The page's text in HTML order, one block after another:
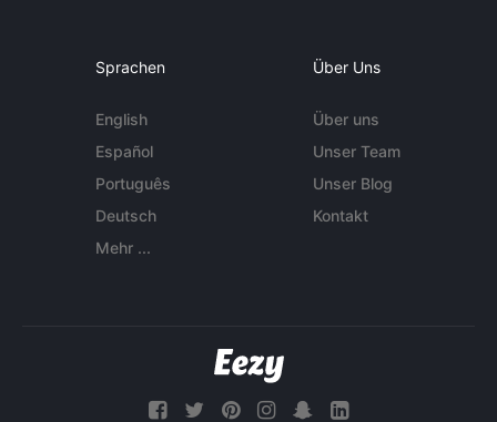
Sprachen
English
Español
Português
Deutsch
Mehr ...
Über Uns
Über uns
Unser Team
Unser Blog
Kontakt